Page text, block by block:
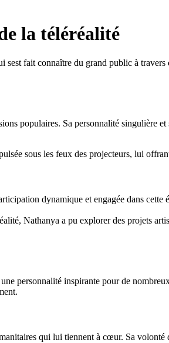
la téléréalité
fait connaître du grand public à
populaires. Sa personnalité singulière
sous les feux des projecteurs, lui
dynamique et engagée dans
Nathanya a pu explorer des projets
personnalité inspirante pour de
qui lui tiennent à cœur. Sa